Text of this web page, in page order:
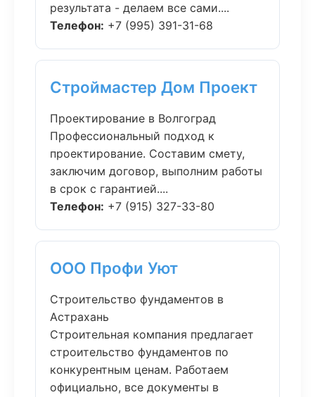
результата - делаем все сами....
Телефон: +7 (995) 391-31-68
Строймастер Дом Проект
Проектирование в Волгоград
Профессиональный подход к
проектирование. Составим смету,
заключим договор, выполним работы
в срок с гарантией....
Телефон: +7 (915) 327-33-80
ООО Профи Уют
Строительство фундаментов в
Астрахань
Строительная компания предлагает
строительство фундаментов по
конкурентным ценам. Работаем
официально, все документы в